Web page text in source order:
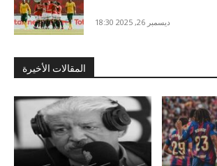
ديسمبر 26, 2025 18:30
المقالات الأخيرة